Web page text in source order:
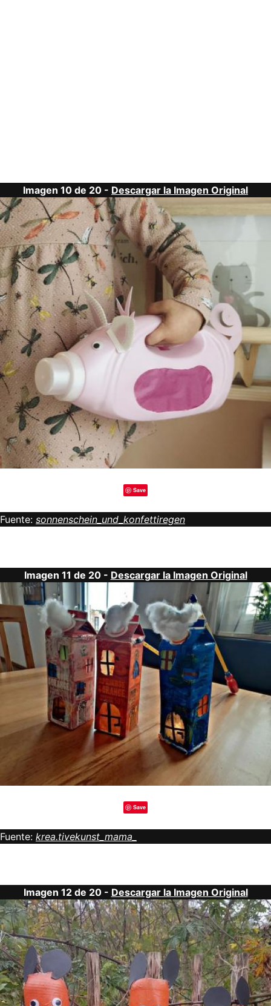
Imagen 10 de 20 - Descargar la Imagen Original
Save
Fuente: sonnenschein_und_konfettiregen
Imagen 11 de 20 - Descargar la Imagen Original
Save
Fuente: krea.tivekunst_mama_
Imagen 12 de 20 - Descargar la Imagen Original